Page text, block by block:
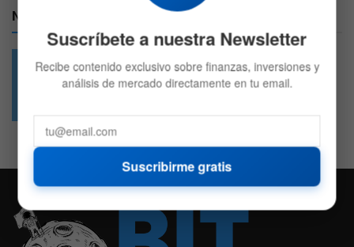
Nuestras Redes:
49.6k 4.7k
Suscríbete a nuestra Newsletter
Recibe contenido exclusivo sobre finanzas, inversiones y
análisis de mercado directamente en tu email.
Suscribirme gratis